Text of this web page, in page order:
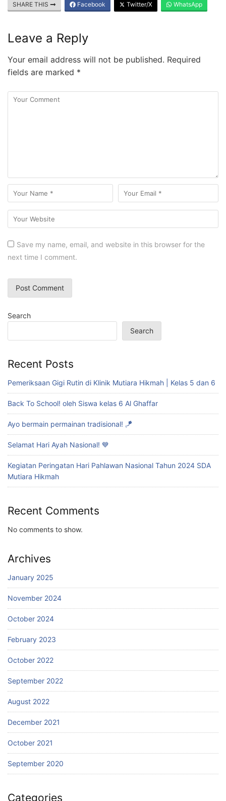
SHARE THIS Facebook Twitter/X WhatsApp
Leave a Reply
Your email address will not be published. Required
fields are marked *
Save my name, email, and website in this browser for the
next time I comment.
Search
Search
Recent Posts
Pemeriksaan Gigi Rutin di Klinik Mutiara Hikmah | Kelas 5 dan 6
Back To School! oleh Siswa kelas 6 Al Ghaffar
Ayo bermain permainan tradisional! 🪁
Selamat Hari Ayah Nasional! 💙
Kegiatan Peringatan Hari Pahlawan Nasional Tahun 2024 SDA
Mutiara Hikmah
Recent Comments
No comments to show.
Archives
January 2025
November 2024
October 2024
February 2023
October 2022
September 2022
August 2022
December 2021
October 2021
September 2020
Categories